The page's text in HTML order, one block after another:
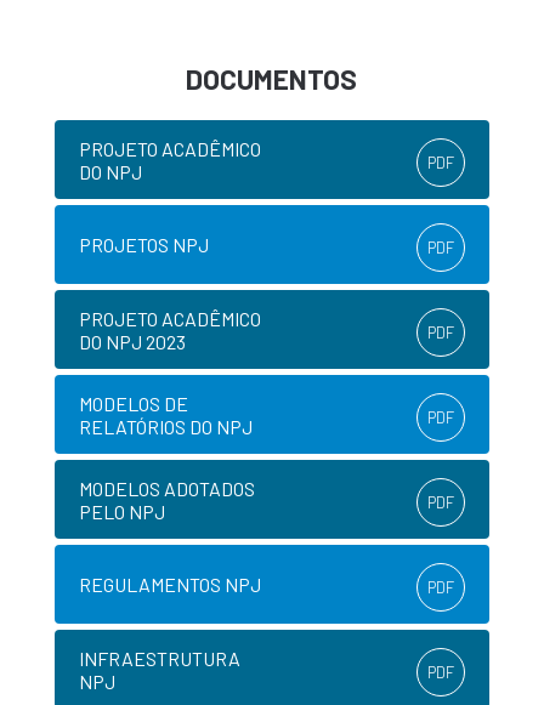
DOCUMENTOS
PROJETO ACADÊMICO
DO NPJ
PDF
PROJETOS NPJ PDF
PROJETO ACADÊMICO
DO NPJ 2023
PDF
MODELOS DE
RELATÓRIOS DO NPJ
PDF
MODELOS ADOTADOS
PELO NPJ
PDF
REGULAMENTOS NPJ PDF
INFRAESTRUTURA
NPJ
PDF